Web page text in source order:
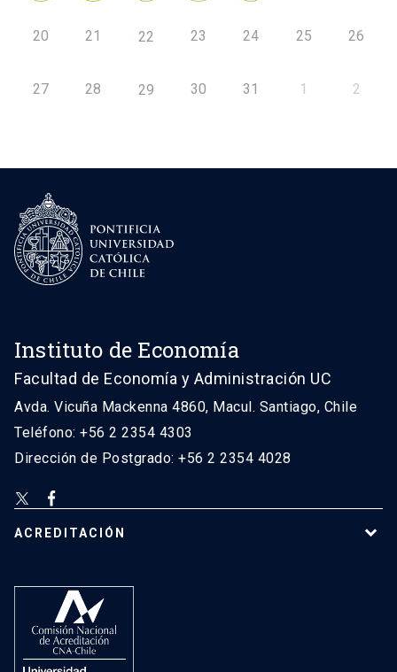
20 21 22 23 24 25 26
27 28 29 30 31 1 2
Instituto de Economía
Facultad de Economía y Administración UC
Avda. Vicuña Mackenna 4860, Macul. Santiago, Chile
Teléfono: +56 2 2354 4303
Dirección de Postgrado: +56 2 2354 4028
ACREDITACIÓN